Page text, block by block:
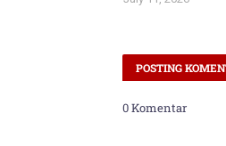
POSTING
0 Komentar